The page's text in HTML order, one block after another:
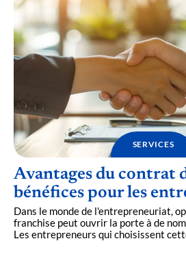
SERVICES
Avantages du contrat
bénéfices pour les
Dans le monde de l'entrepreneuriat,
franchise peut ouvrir la porte à de
Les entrepreneurs qui choisissent